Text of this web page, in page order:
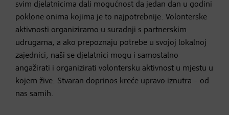
svim djelatnicima dali mogućnost da jedan dan u godini
poklone onima kojima je to najpotrebnije. Volonterske
aktivnosti organiziramo u suradnji s partnerskim
udrugama, a ako prepoznaju potrebe u svojoj lokalnoj
zajednici, naši se djelatnici mogu i samostalno
angažirati i organizirati volontersku aktivnost u mjestu u
kojem žive. Stvaran doprinos kreće upravo iznutra – od
nas samih.